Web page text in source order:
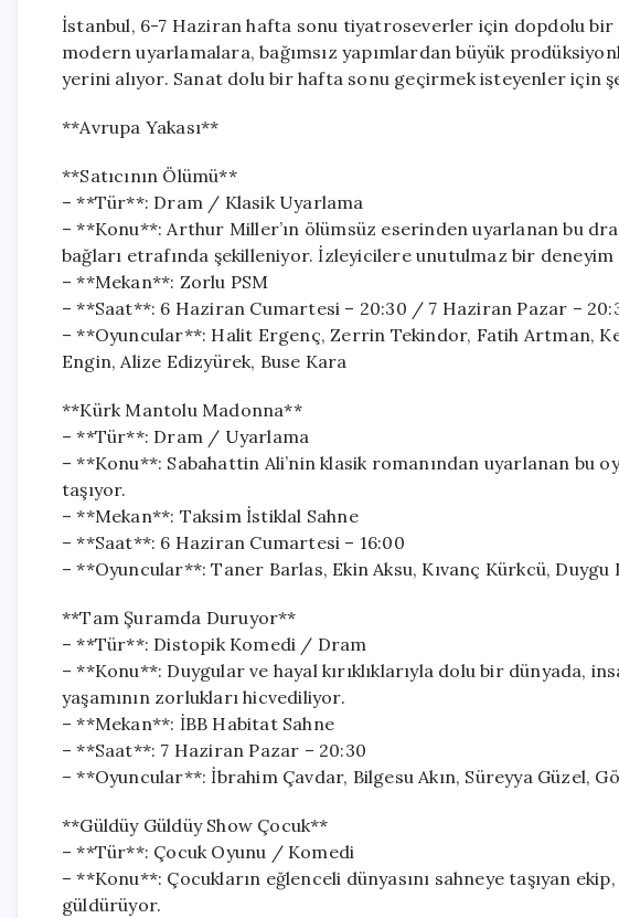
İstanbul, 6-7 Haziran hafta sonu tiyatroseverler için dopdolu
modern uyarlamalara, bağımsız yapımlardan büyük
yerini alıyor. Sanat dolu bir hafta sonu geçirmek isteyenler için
**Avrupa Yakası**
**Satıcının Ölümü**
– **Tür**: Dram / Klasik Uyarlama
– **Konu**: Arthur Miller’ın ölümsüz eserinden uyarlanan bu
bağları etrafında şekilleniyor. İzleyicilere unutulmaz bir deneyim
– **Mekan**: Zorlu PSM
– **Saat**: 6 Haziran Cumartesi – 20:30 / 7 Haziran Pazar –
– **Oyuncular**: Halit Ergenç, Zerrin Tekindor, Fatih Artman,
Engin, Alize Edizyürek, Buse Kara
**Kürk Mantolu Madonna**
– **Tür**: Dram / Uyarlama
– **Konu**: Sabahattin Ali’nin klasik romanından uyarlanan bu
taşıyor.
– **Mekan**: Taksim İstiklal Sahne
– **Saat**: 6 Haziran Cumartesi – 16:00
– **Oyuncular**: Taner Barlas, Ekin Aksu, Kıvanç Kürkcü, Duygu
**Tam Şuramda Duruyor**
– **Tür**: Distopik Komedi / Dram
– **Konu**: Duygular ve hayal kırıklıklarıyla dolu bir dünyada,
yaşamının zorlukları hicvediliyor.
– **Mekan**: İBB Habitat Sahne
– **Saat**: 7 Haziran Pazar – 20:30
– **Oyuncular**: İbrahim Çavdar, Bilgesu Akın, Süreyya Güzel,
**Güldüy Güldüy Show Çocuk**
– **Tür**: Çocuk Oyunu / Komedi
– **Konu**: Çocukların eğlenceli dünyasını sahneye taşıyan
güldürüyor.